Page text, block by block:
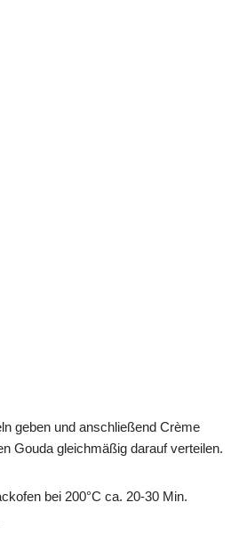
geben und anschließend Crème
Gouda gleichmäßig darauf verteilen.
bei 200°C ca. 20-30 Min.